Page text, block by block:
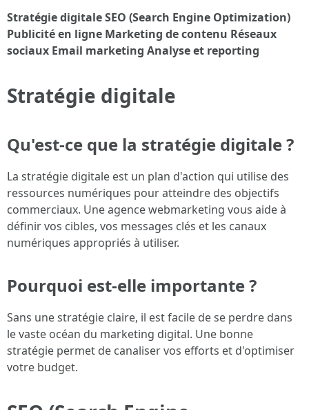
Stratégie digitaleSEO (Search Engine Optimization)
Publicité en ligne Marketing de contenu Réseaux
sociaux Email marketing Analyse et reporting
Stratégie digitale
Qu'est-ce que la stratégie digitale ?
La stratégie digitale est un plan d'action qui utilise des
ressources numériques pour atteindre des objectifs
commerciaux. Une agence webmarketing vous aide à
définir vos cibles, vos messages clés et les canaux
numériques appropriés à utiliser.
Pourquoi est-elle importante ?
Sans une stratégie claire, il est facile de se perdre dans
le vaste océan du marketing digital. Une bonne
stratégie permet de canaliser vos efforts et d'optimiser
votre budget.